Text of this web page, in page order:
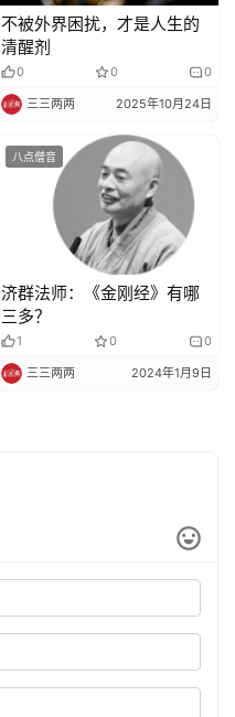
不被外界困扰，才是人生的
清醒剂
0 0 0
三三两两 2025年10月24日
八点僧音
济群法师：《金刚经》有哪
三多？
1 0 0
三三两两 2024年1月9日